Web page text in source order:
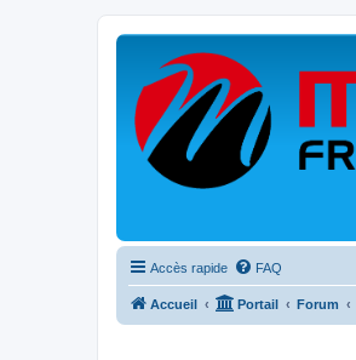
Accès rapide FAQ
Accueil Portail Forum